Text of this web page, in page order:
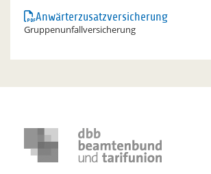
Anwärterzusatzversicherung
Gruppenunfallversicherung